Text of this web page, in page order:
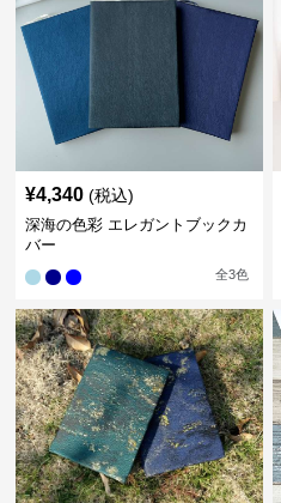
¥4,340 (税込)
深海の色彩 エレガントブックカ
バー
全3色